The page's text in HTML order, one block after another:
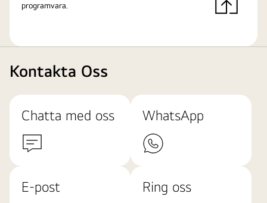
programvara.
Kontakta Oss
Chatta med oss WhatsApp
E-post Ring oss